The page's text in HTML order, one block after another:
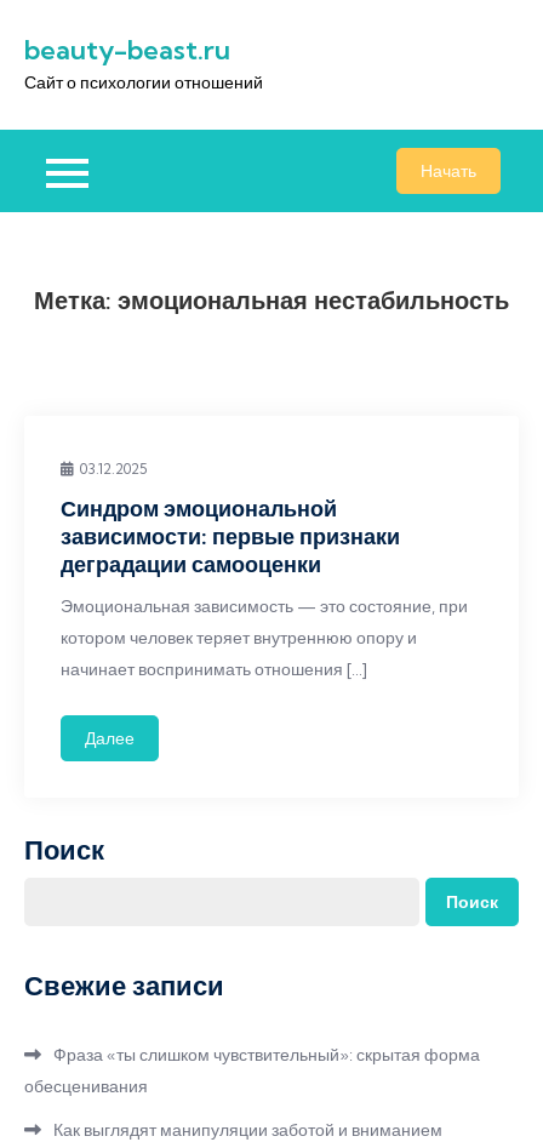
содержимому
beauty-beast.ru
Сайт о психологии отношений
Начать
Метка: эмоциональная нестабильность
03.12.2025
Синдром эмоциональной
зависимости: первые признаки
деградации самооценки
Эмоциональная зависимость — это состояние, при
котором человек теряет внутреннюю опору и
начинает воспринимать отношения […]
Далее
Поиск
Поиск
Свежие записи
Фраза «ты слишком чувствительный»: скрытая форма
обесценивания
Как выглядят манипуляции заботой и вниманием